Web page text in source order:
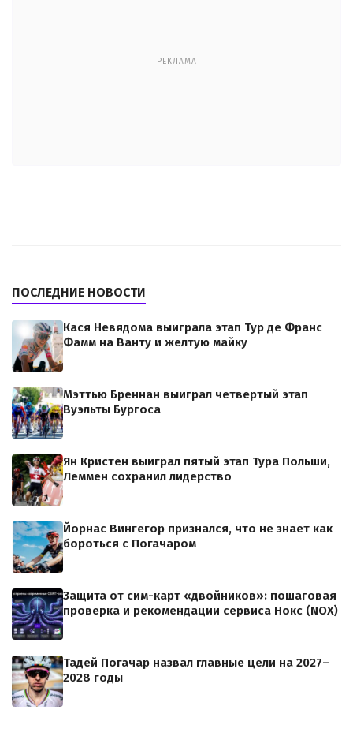
РЕКЛАМА
ПОСЛЕДНИЕ НОВОСТИ
Кася Невядома выиграла этап Тур де Франс
Фамм на Ванту и желтую майку
Мэттью Бреннан выиграл четвертый этап
Вуэльты Бургоса
Ян Кристен выиграл пятый этап Тура Польши,
Леммен сохранил лидерство
Йорнас Вингегор признался, что не знает как
бороться с Погачаром
Защита от сим-карт «двойников»: пошаговая
проверка и рекомендации сервиса Нокс (NOX)
Тадей Погачар назвал главные цели на 2027–
2028 годы